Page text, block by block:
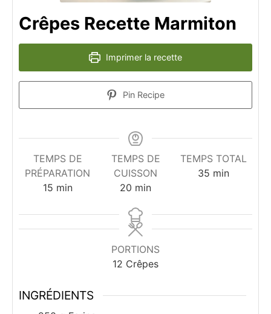
Crêpes Recette Marmiton
Imprimer la recette
Pin Recipe
TEMPS DE
PRÉPARATION
15minutes
min
TEMPS DE
CUISSON
20 minutes
min
TEMPS TOTAL
35minutes
min
PORTIONS
12 Crêpes
INGRÉDIENTS